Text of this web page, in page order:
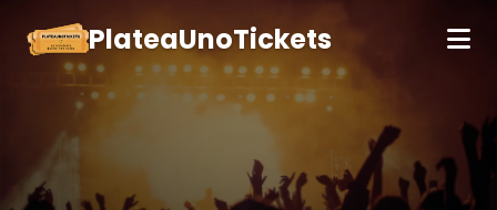
PlateaUnoTickets